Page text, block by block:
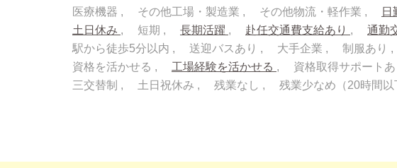
医療機器
その他工場・製造業 その他物流・軽作業 日
土日休み
短期 長期活躍 赴任交通費支給あり 通勤
駅から徒歩5分以内
送迎バスあり 大手企業 制服あり
資格を活かせる
工場経験を活かせる 資格取得サポートあ
三交替制
土日祝休み 残業なし 残業少なめ（20時間以